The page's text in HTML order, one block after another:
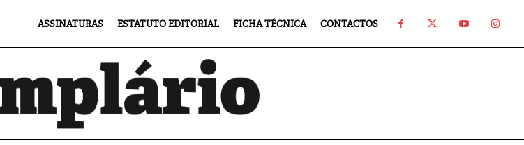
ASSINATURAS ESTATUTO EDITORIAL FICHA TÉCNICA CONTACTOS